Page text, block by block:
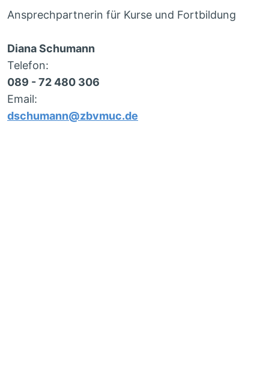
Ansprechpartnerin für Kurse und Fortbildung
Diana Schumann
Telefon:
089 - 72 480 306
Email:
dschumann@zbvmuc.de